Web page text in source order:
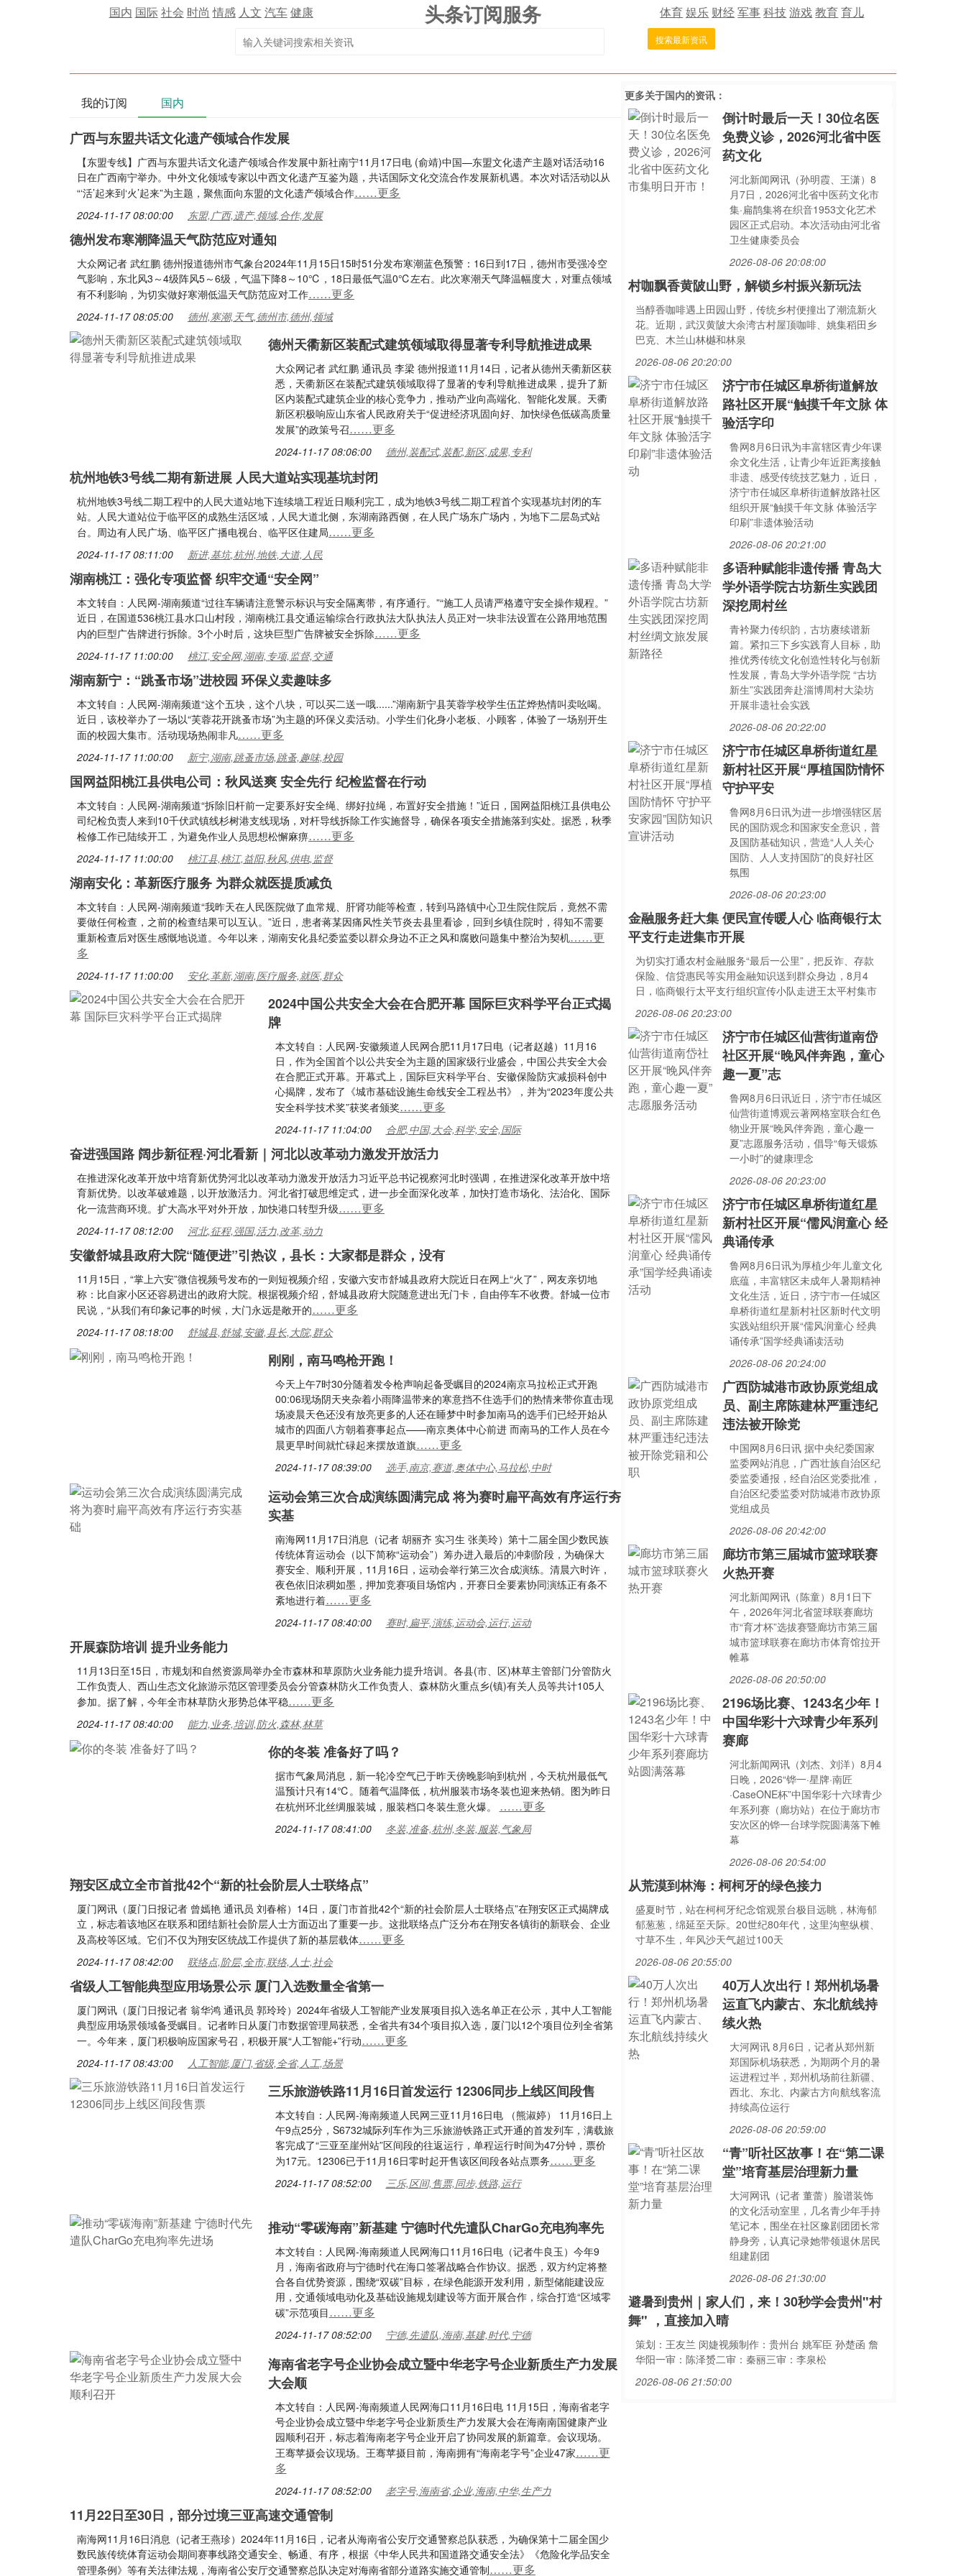
国内 国际社会 时尚 情感 人文 汽车健康 头条订阅服务 体育娱乐 财经军事科技游戏教育育儿
搜索最新资讯
我的订阅 国内
广西与东盟共话文化遗产领域合作发展
【东盟专线】广西与东盟共话文化遗产领域合作发展中新社南宁11月17日电 (俞靖)中国—东盟文化遗产主题对话活动16
日在广西南宁举办。中外文化领域专家以中西文化遗产互鉴为题，共话国际文化交流合作发展新机遇。本次对话活动以从
“‘活’起来到‘火’起来”为主题，聚焦面向东盟的文化遗产领域合作……更多
2024-11-17 08:00:00 东盟,广西,遗产,领域,合作,发展
德州发布寒潮降温天气防范应对通知
大众网记者 武红鹏 德州报道德州市气象台2024年11月15日15时51分发布寒潮蓝色预警：16日到17日，德州市受强冷空
气影响，东北风3～4级阵风5～6级，气温下降8～10℃，18日最低气温0℃左右。此次寒潮天气降温幅度大，对重点领域
有不利影响，为切实做好寒潮低温天气防范应对工作……更多
2024-11-17 08:05:00 德州,寒潮,天气,德州市,德州,领域
德州天衢新区装配式建筑领域取得显著专利导航推进成果
大众网记者 武红鹏 通讯员 李梁 德州报道11月14日，记者从德州天衢新区获
悉，天衢新区在装配式建筑领域取得了显著的专利导航推进成果，提升了新
区内装配式建筑企业的核心竞争力，推动产业向高端化、智能化发展。天衢
新区积极响应山东省人民政府关于“促进经济巩固向好、加快绿色低碳高质量
发展”的政策号召……更多
2024-11-17 08:06:00 德州,装配式,装配,新区,成果,专利
杭州地铁3号线二期有新进展 人民大道站实现基坑封闭
杭州地铁3号线二期工程中的人民大道站地下连续墙工程近日顺利完工，成为地铁3号线二期工程首个实现基坑封闭的车
站。人民大道站位于临平区的成熟生活区域，人民大道北侧，东湖南路西侧，在人民广场东广场内，为地下二层岛式站
台。周边有人民广场、临平区广播电视台、临平区住建局……更多
2024-11-17 08:11:00 新进,基坑,杭州,地铁,大道,人民
湖南桃江：强化专项监督 织牢交通“安全网”
本文转自：人民网-湖南频道“过往车辆请注意警示标识与安全隔离带，有序通行。”“施工人员请严格遵守安全操作规程。”
近日，在国道536桃江县水口山村段，湖南桃江县交通运输综合行政执法大队执法人员正对一块非法设置在公路用地范围
内的巨型广告牌进行拆除。3个小时后，这块巨型广告牌被安全拆除……更多
2024-11-17 11:00:00 桃江,安全网,湖南,专项,监督,交通
湖南新宁：“跳蚤市场”进校园 环保义卖趣味多
本文转自：人民网-湖南频道“这个五块，这个八块，可以买二送一哦......”湖南新宁县芙蓉学校学生伍芷烨热情叫卖吆喝。
近日，该校举办了一场以“芙蓉花开跳蚤市场”为主题的环保义卖活动。小学生们化身小老板、小顾客，体验了一场别开生
面的校园大集市。活动现场热闹非凡……更多
2024-11-17 11:00:00 新宁,湖南,跳蚤市场,跳蚤,趣味,校园
国网益阳桃江县供电公司：秋风送爽 安全先行 纪检监督在行动
本文转自：人民网-湖南频道“拆除旧杆前一定要系好安全绳、绑好拉绳，布置好安全措施！”近日，国网益阳桃江县供电公
司纪检负责人来到10千伏武镇线杉树港支线现场，对杆导线拆除工作实施督导，确保各项安全措施落到实处。据悉，秋季
检修工作已陆续开工，为避免作业人员思想松懈麻痹……更多
2024-11-17 11:00:00 桃江县,桃江,益阳,秋风,供电,监督
湖南安化：革新医疗服务 为群众就医提质减负
本文转自：人民网-湖南频道“我昨天在人民医院做了血常规、肝肾功能等检查，转到马路镇中心卫生院住院后，竟然不需
要做任何检查，之前的检查结果可以互认。”近日，患者蒋某因痛风性关节炎去县里看诊，回到乡镇住院时，得知不需要
重新检查后对医生感慨地说道。今年以来，湖南安化县纪委监委以群众身边不正之风和腐败问题集中整治为契机……更
多
2024-11-17 11:00:00 安化,革新,湖南,医疗服务,就医,群众
2024中国公共安全大会在合肥开幕 国际巨灾科学平台正式揭
牌
本文转自：人民网-安徽频道人民网合肥11月17日电（记者赵越）11月16
日，作为全国首个以公共安全为主题的国家级行业盛会，中国公共安全大会
在合肥正式开幕。开幕式上，国际巨灾科学平台、安徽保险防灾减损科创中
心揭牌，发布了《城市基础设施生命线安全工程丛书》，并为“2023年度公共
安全科学技术奖”获奖者颁奖……更多
2024-11-17 11:04:00 合肥,中国,大会,科学,安全,国际
奋进强国路 阔步新征程·河北看新｜河北以改革动力激发开放活力
在推进深化改革开放中培育新优势河北以改革动力激发开放活力习近平总书记视察河北时强调，在推进深化改革开放中培
育新优势。以改革破难题，以开放激活力。河北省打破思维定式，进一步全面深化改革，加快打造市场化、法治化、国际
化一流营商环境。扩大高水平对外开放，加快港口转型升级……更多
2024-11-17 08:12:00 河北,征程,强国,活力,改革,动力
安徽舒城县政府大院“随便进”引热议，县长：大家都是群众，没有
11月15日，“掌上六安”微信视频号发布的一则短视频介绍，安徽六安市舒城县政府大院近日在网上“火了”，网友亲切地
称：比自家小区还容易进出的政府大院。根据视频介绍，舒城县政府大院随意进出无门卡，自由停车不收费。舒城一位市
民说，“从我们有印象记事的时候，大门永远是敞开的……更多
2024-11-17 08:18:00 舒城县,舒城,安徽,县长,大院,群众
刚刚，南马鸣枪开跑！
今天上午7时30分随着发令枪声响起备受瞩目的2024南京马拉松正式开跑
00:06现场阴天夹杂着小雨降温带来的寒意挡不住选手们的热情来带你直击现
场凌晨天色还没有放亮更多的人还在睡梦中时参加南马的选手们已经开始从
城市的四面八方朝着赛事起点——南京奥体中心前进 而南马的工作人员在今
晨更早时间就忙碌起来摆放道旗……更多
2024-11-17 08:39:00 选手,南京,赛道,奥体中心,马拉松,中时
运动会第三次合成演练圆满完成 将为赛时扁平高效有序运行夯
实基
南海网11月17日消息（记者 胡丽齐 实习生 张美玲）第十二届全国少数民族
传统体育运动会（以下简称“运动会”）筹办进入最后的冲刺阶段，为确保大
赛安全、顺利开展，11月16日，运动会举行第三次合成演练。清晨六时许，
夜色依旧浓稠如墨，押加竞赛项目场馆内，开赛日全要素协同演练正有条不
紊地进行着……更多
2024-11-17 08:40:00 赛时,扁平,演练,运动会,运行,运动
开展森防培训 提升业务能力
11月13日至15日，市规划和自然资源局举办全市森林和草原防火业务能力提升培训。各县(市、区)林草主管部门分管防火
工作负责人、西山生态文化旅游示范区管理委员会分管森林防火工作负责人、森林防火重点乡(镇)有关人员等共计105人
参加。据了解，今年全市林草防火形势总体平稳……更多
2024-11-17 08:40:00 能力,业务,培训,防火,森林,林草
你的冬装 准备好了吗？
据市气象局消息，新一轮冷空气已于昨天傍晚影响到杭州，今天杭州最低气
温预计只有14℃。随着气温降低，杭州服装市场冬装也迎来热销。图为昨日
在杭州环北丝绸服装城，服装档口冬装生意火爆。 ……更多
2024-11-17 08:41:00 冬装,准备,杭州,冬装,服装,气象局
翔安区成立全市首批42个“新的社会阶层人士联络点”
厦门网讯（厦门日报记者 曾嫣艳 通讯员 刘春榕）14日，厦门市首批42个“新的社会阶层人士联络点”在翔安区正式揭牌成
立，标志着该地区在联系和团结新社会阶层人士方面迈出了重要一步。这批联络点广泛分布在翔安各镇街的新联会、企业
及高校等区域。它们不仅为翔安区统战工作提供了新的基层载体……更多
2024-11-17 08:42:00 联络点,阶层,全市,联络,人士,社会
省级人工智能典型应用场景公示 厦门入选数量全省第一
厦门网讯（厦门日报记者 翁华鸿 通讯员 郭玲玲）2024年省级人工智能产业发展项目拟入选名单正在公示，其中人工智能
典型应用场景领域备受瞩目。记者昨日从厦门市数据管理局获悉，全省共有34个项目拟入选，厦门以12个项目位列全省第
一。今年来，厦门积极响应国家号召，积极开展“人工智能+”行动……更多
2024-11-17 08:43:00 人工智能,厦门,省级,全省,人工,场景
三乐旅游铁路11月16日首发运行 12306同步上线区间段售
本文转自：人民网-海南频道人民网三亚11月16日电 （熊淑婷） 11月16日上
午9点25分，S6732城际列车作为三乐旅游铁路正式开通的首发列车，满载旅
客完成了“三亚至崖州站”区间段的往返运行，单程运行时间为47分钟，票价
为17元。12306已于11月16日零时起开售该区间段各站点票务……更多
2024-11-17 08:52:00 三乐,区间,售票,同步,铁路,运行
推动“零碳海南”新基建 宁德时代先遣队CharGo充电狗率先
本文转自：人民网-海南频道人民网海口11月16日电（记者牛良玉）今年9
月，海南省政府与宁德时代在海口签署战略合作协议。据悉，双方约定将整
合各自优势资源，围绕“双碳”目标，在绿色能源开发利用，新型储能建设应
用，交通领域电动化及基础设施规划建设等方面开展合作，综合打造“区域零
碳”示范项目……更多
2024-11-17 08:52:00 宁德,先遣队,海南,基建,时代,宁德
海南省老字号企业协会成立暨中华老字号企业新质生产力发展
大会顺
本文转自：人民网-海南频道人民网海口11月16日电 11月15日，海南省老字
号企业协会成立暨中华老字号企业新质生产力发展大会在海南南国健康产业
园顺利召开，标志着海南老字号企业开启了协同发展的新篇章。会议现场。
王骞苹摄会议现场。王骞苹摄目前，海南拥有“海南老字号”企业47家……更
多
2024-11-17 08:52:00 老字号,海南省,企业,海南,中华,生产力
11月22日至30日，部分过境三亚高速交通管制
南海网11月16日消息（记者王燕珍）2024年11月16日，记者从海南省公安厅交通警察总队获悉，为确保第十二届全国少
数民族传统体育运动会期间赛事线路交通安全、畅通、有序，根据《中华人民共和国道路交通安全法》《危险化学品安全
管理条例》等有关法律法规，海南省公安厅交通警察总队决定对海南省部分道路实施交通管制……更多
更多关于国内的资讯：
倒计时最后一天！30位名医
免费义诊，2026河北省中医
药文化
河北新闻网讯（孙明霞、王潇）8
月7日，2026河北省中医药文化市
集·扁鹊集将在织音1953文化艺术
园区正式启动。本次活动由河北省
卫生健康委员会
2026-08-06 20:08:00
村咖飘香黄陂山野，解锁乡村振兴新玩法
当醇香咖啡遇上田园山野，传统乡村便撞出了潮流新火
花。近期，武汉黄陂大余湾古村屋顶咖啡、姚集稻田乡
巴克、木兰山林樾和林泉
2026-08-06 20:20:00
济宁市任城区阜桥街道解放
路社区开展“触摸千年文脉 体
验活字印
鲁网8月6日讯为丰富辖区青少年课
余文化生活，让青少年近距离接触
非遗、感受传统技艺魅力，近日，
济宁市任城区阜桥街道解放路社区
组织开展“触摸千年文脉 体验活字
印刷”非遗体验活动
2026-08-06 20:21:00
多语种赋能非遗传播 青岛大
学外语学院古坊新生实践团
深挖周村丝
青衿聚力传织韵，古坊赓续谱新
篇。紧扣三下乡实践育人目标，助
推优秀传统文化创造性转化与创新
性发展，青岛大学外语学院 “古坊
新生”实践团奔赴淄博周村大染坊
开展非遗社会实践
2026-08-06 20:22:00
济宁市任城区阜桥街道红星
新村社区开展“厚植国防情怀
守护平安
鲁网8月6日讯为进一步增强辖区居
民的国防观念和国家安全意识，普
及国防基础知识，营造“人人关心
国防、人人支持国防”的良好社区
氛围
2026-08-06 20:23:00
金融服务赶大集 便民宣传暖人心 临商银行太
平支行走进集市开展
为切实打通农村金融服务“最后一公里”，把反诈、存款
保险、信贷惠民等实用金融知识送到群众身边，8月4
日，临商银行太平支行组织宣传小队走进王太平村集市
2026-08-06 20:23:00
济宁市任城区仙营街道南岱
社区开展“晚风伴奔跑，童心
趣一夏”志
鲁网8月6日讯近日，济宁市任城区
仙营街道博观云著网格室联合红色
物业开展“晚风伴奔跑，童心趣一
夏”志愿服务活动，倡导“每天锻炼
一小时”的健康理念
2026-08-06 20:23:00
济宁市任城区阜桥街道红星
新村社区开展“儒风润童心 经
典诵传承
鲁网8月6日讯为厚植少年儿童文化
底蕴，丰富辖区未成年人暑期精神
文化生活，近日，济宁市一任城区
阜桥街道红星新村社区新时代文明
实践站组织开展“儒风润童心 经典
诵传承”国学经典诵读活动
2026-08-06 20:24:00
广西防城港市政协原党组成
员、副主席陈建林严重违纪
违法被开除党
中国网8月6日讯 据中央纪委国家
监委网站消息，广西壮族自治区纪
委监委通报，经自治区党委批准，
自治区纪委监委对防城港市政协原
党组成员
2026-08-06 20:42:00
廊坊市第三届城市篮球联赛
火热开赛
河北新闻网讯（陈童）8月1日下
午，2026年河北省篮球联赛廊坊
市“育才杯”选拔赛暨廊坊市第三届
城市篮球联赛在廊坊市体育馆拉开
帷幕
2026-08-06 20:50:00
2196场比赛、1243名少年！
中国华彩十六球青少年系列
赛廊
河北新闻网讯（刘杰、刘洋）8月4
日晚，2026“铧一·星牌·南匠
·CaseONE杯”中国华彩十六球青少
年系列赛（廊坊站）在位于廊坊市
安次区的铧一台球学院圆满落下帷
幕
2026-08-06 20:54:00
从荒漠到林海：柯柯牙的绿色接力
盛夏时节，站在柯柯牙纪念馆观景台极目远眺，林海郁
郁葱葱，绵延至天际。20世纪80年代，这里沟壑纵横、
寸草不生，年风沙天气超过100天
2026-08-06 20:55:00
40万人次出行！郑州机场暑
运直飞内蒙古、东北航线持
续火热
大河网讯 8月6日，记者从郑州新
郑国际机场获悉，为期两个月的暑
运进程过半，郑州机场前往新疆、
西北、东北、内蒙古方向航线客流
持续高位运行
2026-08-06 20:59:00
“青”听社区故事！在“第二课
堂”培育基层治理新力量
大河网讯（记者 董蕾）脸谱装饰
的文化活动室里，几名青少年手持
笔记本，围坐在社区豫剧团团长常
静身旁，认真记录她带领退休居民
组建剧团
2026-08-06 21:30:00
避暑到贵州｜家人们，来！30秒学会贵州"村
舞" ，直接加入晴
策划：王友兰 闵婕视频制作：贵州台 姚军臣 孙楚函 詹
华阳一审：陈泽赟二审：秦丽三审：李泉松
2026-08-06 21:50:00